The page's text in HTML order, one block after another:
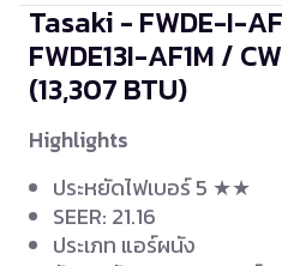
Tasaki - FWDE-I-
FWDE13I-AF1M /
(13,307 BTU)
Highlights
ประหยัดไฟเบอร์ 5 ★★
SEER: 21.16
ประเภท แอร์ผนัง